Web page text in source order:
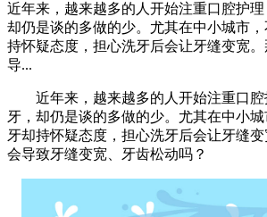
近年来，越来越多的人开始注重口腔护理
却仍是谈的多做的少。尤其在中小城市
持怀疑态度，担心洗牙后会让牙缝变宽
导...
近年来，越来越多的人开始注重口腔
牙，却仍是谈的多做的少。尤其在中小
牙却持怀疑态度，担心洗牙后会让牙缝
会导致牙缝变宽、牙齿松动吗？